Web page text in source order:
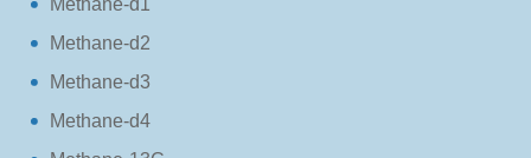
Methane-d2
Methane-d3
Methane-d4